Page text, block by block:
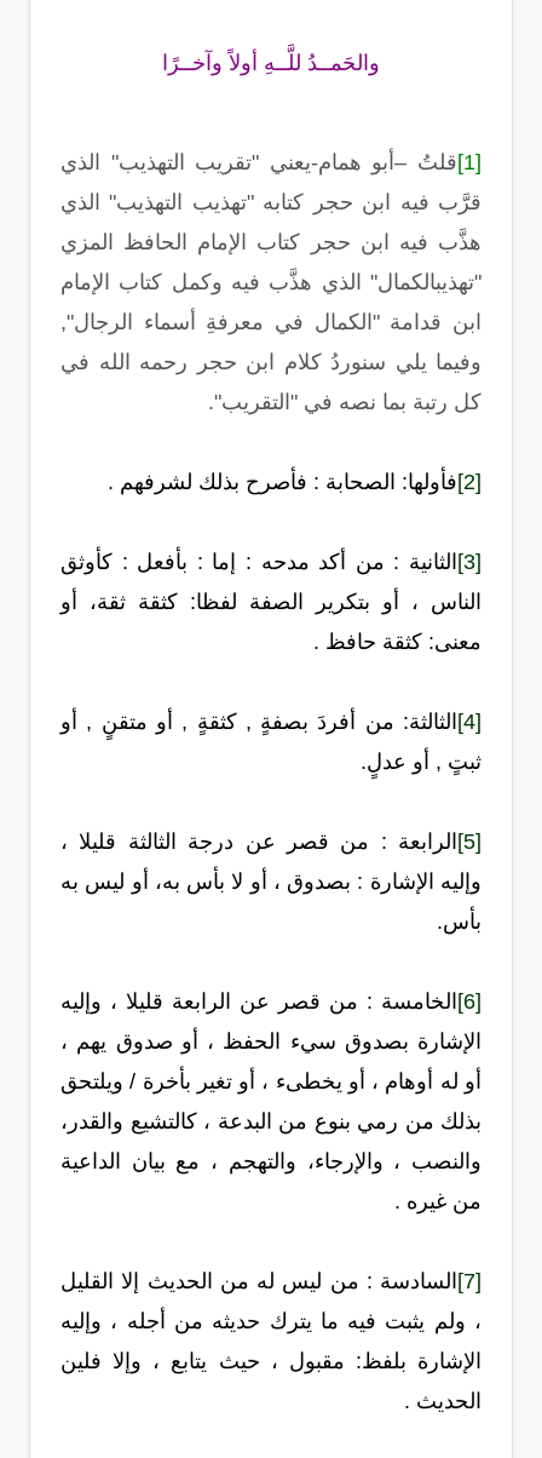
والحَمــدُ للَّــهِ أولاً وآخــرًا
[1]
قلتُ –أبو همام-يعني "تقريب التهذيب" الذي
قرَّب فيه ابن حجر كتابه "تهذيب التهذيب" الذي
هذَّب فيه ابن حجر كتاب الإمام الحافظ المزي
"تهذيبالكمال" الذي هذَّب فيه وكمل كتاب الإمام
ابن قدامة "الكمال في معرفةِ أسماء الرجال",
وفيما يلي سنوردُ كلام ابن حجر رحمه الله في
كل رتبة بما نصه في "التقريب".
[2] فأولها: الصحابة : فأصرح بذلك لشرفهم .
[3] الثانية : من أكد مدحه : إما : بأفعل : كأوثق
الناس ، أو بتكرير الصفة لفظا: كثقة ثقة، أو
معنى: كثقة حافظ .
[4] الثالثة: من أفردَ بصفةٍ , كثقةٍ , أو متقنٍ , أو
ثبتٍ , أو عدلٍ.
[5] الرابعة : من قصر عن درجة الثالثة قليلا ،
وإليه الإشارة : بصدوق ، أو لا بأس به، أو ليس به
بأس.
[6] الخامسة : من قصر عن الرابعة قليلا ، وإليه
الإشارة بصدوق سيء الحفظ ، أو صدوق يهم ،
أو له أوهام ، أو يخطىء ، أو تغير بأخرة / ويلتحق
بذلك من رمي بنوع من البدعة ، كالتشيع والقدر،
والنصب ، والإرجاء، والتهجم ، مع بيان الداعية
من غيره .
[7]
السادسة : من ليس له من الحديث إلا القليل
، ولم يثبت فيه ما يترك حديثه من أجله ، وإليه
الإشارة بلفظ: مقبول ، حيث يتابع ، وإلا فلين
الحديث .